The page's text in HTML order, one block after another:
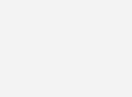
was
der